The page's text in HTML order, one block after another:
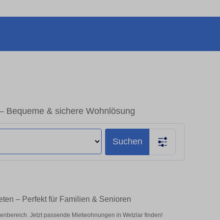
Bequeme & sichere Wohnlösung
Suchen
– Perfekt für Familien & Senioren
Jetzt passende Mietwohnungen in Wetzlar finden!